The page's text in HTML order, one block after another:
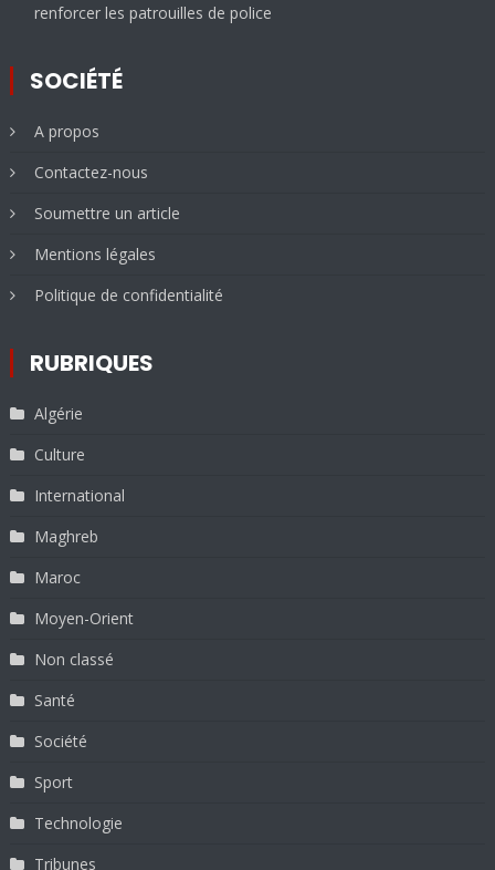
renforcer les patrouilles de police
SOCIÉTÉ
A propos
Contactez-nous
Soumettre un article
Mentions légales
Politique de confidentialité
RUBRIQUES
Algérie
Culture
International
Maghreb
Maroc
Moyen-Orient
Non classé
Santé
Société
Sport
Technologie
Tribunes